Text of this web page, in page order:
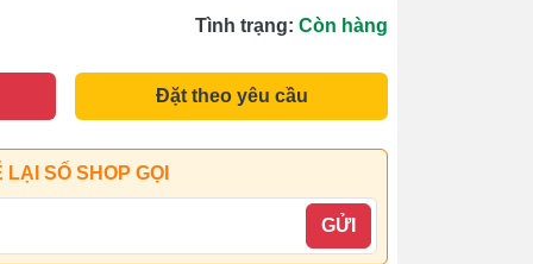
Tình trạng: Còn hàng
Đặt theo yêu cầu
LẠI SỐ SHOP GỌI
GỬI